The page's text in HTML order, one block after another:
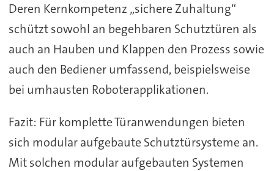
Deren Kernkompetenz „sichere Zuhaltung“
schützt sowohl an begehbaren Schutztüren als
auch an Hauben und Klappen den Prozess sowie
auch den Bediener umfassend, beispielsweise
bei umhausten Roboterapplikationen.
Fazit: Für komplette Türanwendungen bieten
sich modular aufgebaute Schutztürsysteme an.
Mit solchen modular aufgebauten Systemen